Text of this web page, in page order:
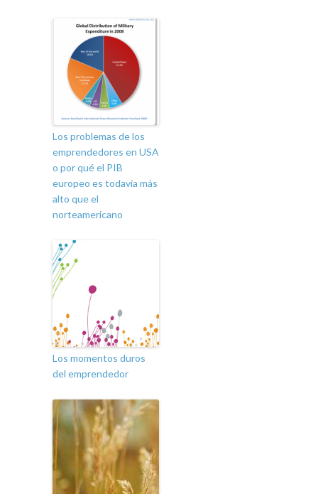
Los problemas de los
emprendedores en USA
o por qué el PIB
europeo es todavía más
alto que el
norteamericano
Los momentos duros
del emprendedor